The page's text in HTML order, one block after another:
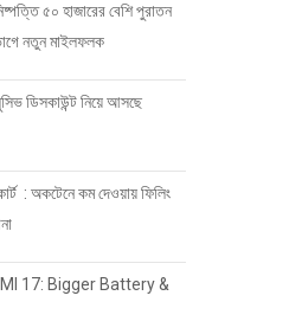
৫০ হাজারের বেশি পুরাতন
নতুন মাইলফলক
ডিসকাউন্ট নিয়ে আসছে
: অকটেনে কম দেওয়ায় ফিলিং
17: Bigger Battery &